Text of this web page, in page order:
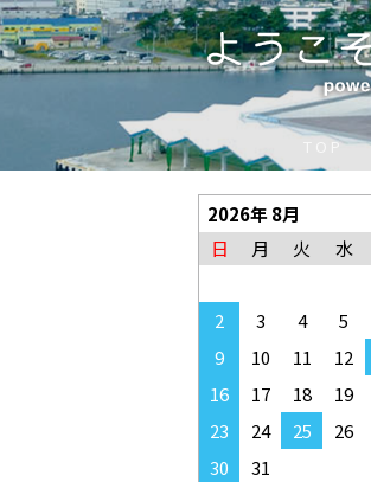
T O P
2026年 8月
日
月 火 水
2
3 4 5
9
10 11 12
16
17 18 19
23
24 25 26
30
31